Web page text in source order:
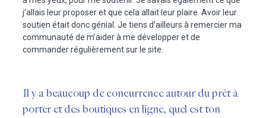
j’allais leur proposer et que cela allait leur plaire. Avoir leur
soutien était donc génial. Je tiens d’ailleurs à remercier ma
communauté de m’aider à me développer et de
commander régulièrement sur le site.
Il y a beaucoup de concurrence autour du prêt à
porter et des boutiques en ligne, quel est ton